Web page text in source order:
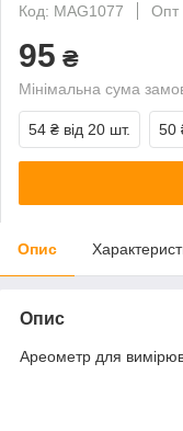
Код: MAG1077
Опт
95 ₴
Мінімальна сума
54 ₴ від 20 шт. 50
Опис
Опис
Ареометр для